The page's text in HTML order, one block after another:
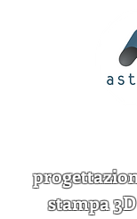
stampa